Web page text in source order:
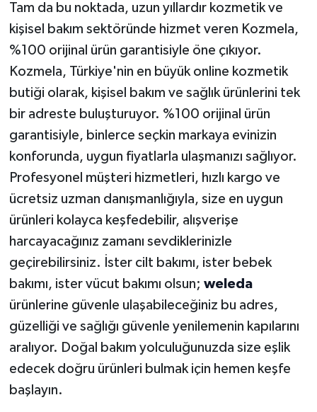
Tam da bu noktada, uzun yıllardır kozmetik ve
kişisel bakım sektöründe hizmet veren Kozmela,
%100 orijinal ürün garantisiyle öne çıkıyor.
Kozmela, Türkiye'nin en büyük online kozmetik
butiği olarak, kişisel bakım ve sağlık ürünlerini tek
bir adreste buluşturuyor. %100 orijinal ürün
garantisiyle, binlerce seçkin markaya evinizin
konforunda, uygun fiyatlarla ulaşmanızı sağlıyor.
Profesyonel müşteri hizmetleri, hızlı kargo ve
ücretsiz uzman danışmanlığıyla, size en uygun
ürünleri kolayca keşfedebilir, alışverişe
harcayacağınız zamanı sevdiklerinizle
geçirebilirsiniz. İster cilt bakımı, ister bebek
bakımı, ister vücut bakımı olsun; weleda
ürünlerine güvenle ulaşabileceğiniz bu adres,
güzelliği ve sağlığı güvenle yenilemenin kapılarını
aralıyor. Doğal bakım yolculuğunuzda size eşlik
edecek doğru ürünleri bulmak için hemen keşfe
başlayın.